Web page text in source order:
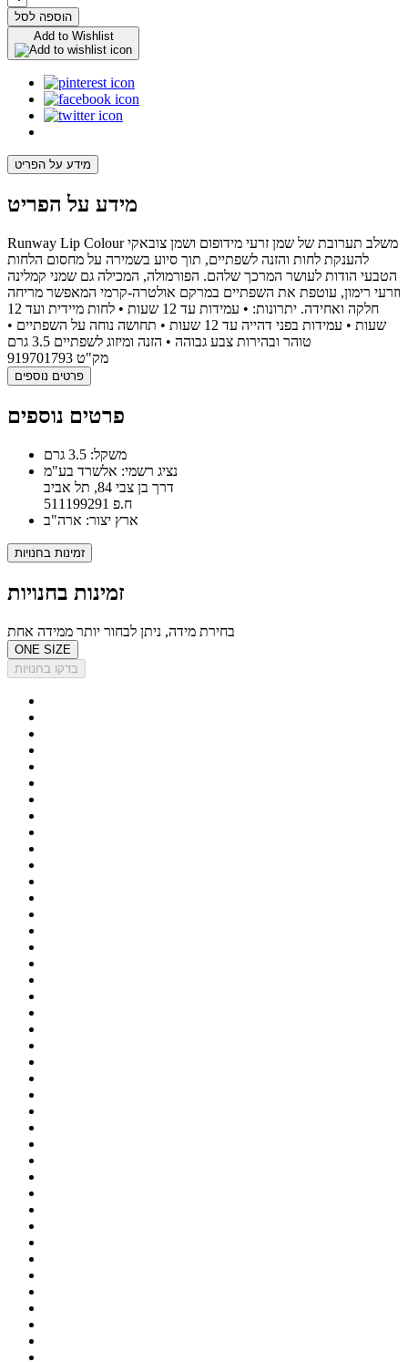
הוספה לסל
Add to Wishlist
מידע על הפריט
מידע על הפריט
Runway Lip Colour משלב תערובת של שמן זרעי מידופום ושמן צובאקי
להענקת לחות והזנה לשפתיים, תוך סיוע בשמירה על מחסום הלחות
הטבעי הודות לעושר המרכך שלהם. הפורמולה, המכילה גם שמני קמלינה
וזרעי רימון, עוטפת את השפתיים במרקם אולטרה-קרמי המאפשר מריחה
חלקה ואחידה. יתרונות: • עמידות עד 12 שעות • לחות מיידית ועד 12
שעות • עמידות בפני דהייה עד 12 שעות • תחושה נוחה על השפתיים •
טוהר ובהירות צבע גבוהה • הזנה ומיזוג לשפתיים 3.5 גרם
מק"ט 919701793
פרטים נוספים
פרטים נוספים
משקל: 3.5 גרם
נציג רשמי: אלשרד בע"מ
דרך בן צבי 84, תל אביב
ח.פ 511199291
ארץ יצור: ארה"ב
זמינות בחנויות
זמינות בחנויות
בחירת מידה, ניתן לבחור יותר ממידה אחת
ONE SIZE
בדקו בחנויות